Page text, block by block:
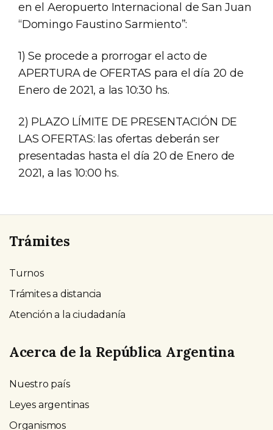
en el Aeropuerto Internacional de San Juan
“Domingo Faustino Sarmiento”:
1) Se procede a prorrogar el acto de
APERTURA de OFERTAS para el día 20 de
Enero de 2021, a las 10:30 hs.
2) PLAZO LÍMITE DE PRESENTACIÓN DE
LAS OFERTAS: las ofertas deberán ser
presentadas hasta el día 20 de Enero de
2021, a las 10:00 hs.
Trámites
Turnos
Trámites a distancia
Atención a la ciudadanía
Acerca de la República Argentina
Nuestro país
Leyes argentinas
Organismos